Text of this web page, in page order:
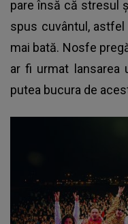
pare însă că stresul
spus cuvântul,
mai bată. Nosfe
ar fi urmat lansarea
putea bucura de